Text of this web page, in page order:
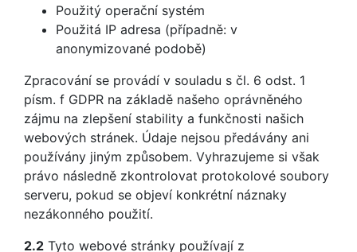
Použitý operační systém
Použitá IP adresa (případně: v
anonymizované podobě)
Zpracování se provádí v souladu s čl. 6 odst. 1
písm. f GDPR na základě našeho oprávněného
zájmu na zlepšení stability a funkčnosti našich
webových stránek. Údaje nejsou předávány ani
používány jiným způsobem. Vyhrazujeme si však
právo následně zkontrolovat protokolové soubory
serveru, pokud se objeví konkrétní náznaky
nezákonného použití.
2.2 Tyto webové stránky používají z